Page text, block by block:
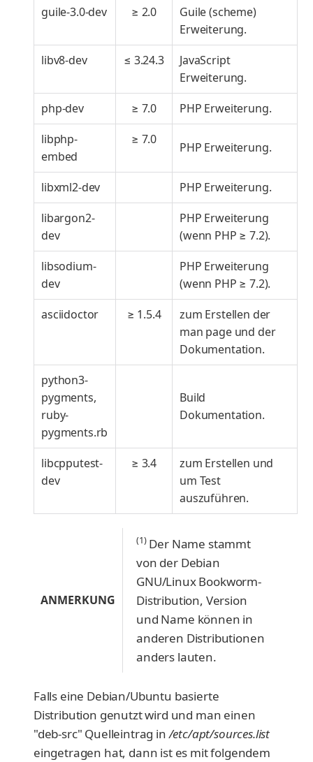
guile-3.0-dev
≥ 2.0
Guile (scheme)
Erweiterung.
libv8-dev
≤ 3.24.3
JavaScript
Erweiterung.
php-dev
≥ 7.0
PHP Erweiterung.
libphp-
embed
≥ 7.0
PHP Erweiterung.
libxml2-dev
PHP Erweiterung.
libargon2-
dev
PHP Erweiterung
(wenn PHP ≥ 7.2).
libsodium-
dev
PHP Erweiterung
(wenn PHP ≥ 7.2).
asciidoctor
≥ 1.5.4
zum Erstellen der
man page und der
Dokumentation.
python3-
pygments,
ruby-
pygments.rb
Build
Dokumentation.
libcpputest-
dev
≥ 3.4
zum Erstellen und
um Test
auszuführen.
ANMERKUNG
(1)Der Name stammt
von der Debian
GNU/Linux Bookworm-
Distribution, Version
und Name können in
anderen Distributionen
anders lauten.
Falls eine Debian/Ubuntu basierte
Distribution genutzt wird und man einen
"deb-src" Quelleintrag in/etc/apt/sources.list
eingetragen hat, dann ist es mit folgendem